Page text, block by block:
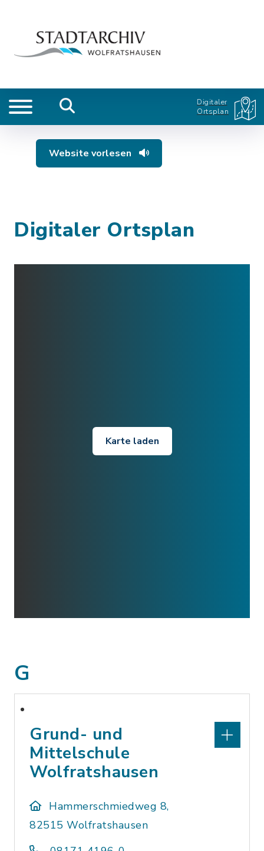
Digitaler
Ortsplan
Website vorlesen
Digitaler Ortsplan
Karte laden
G
Grund- und
Mittelschule
Wolfratshausen
Hammerschmiedweg 8,
82515 Wolfratshausen